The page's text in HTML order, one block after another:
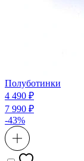
Полуботинки
4 490 ₽
7 990 ₽
-43%